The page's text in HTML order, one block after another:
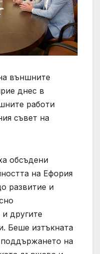
външните
днес в
работи
съвет на
обсъдени
на Ефория
развитие и
другите
Беше изтъкната
поддържането на